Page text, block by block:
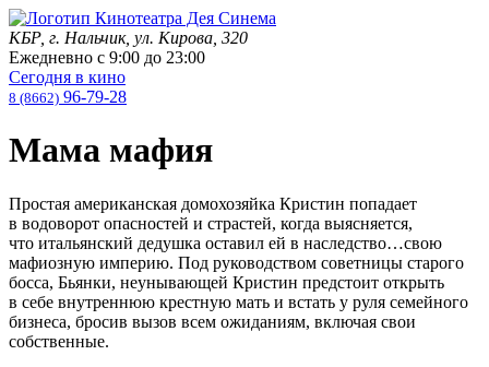
КБР, г. Нальчик, ул. Кирова, 320
Ежедневно с 9:00 до 23:00
Сегодня в кино
8 (8662) 96-79-28
Мама мафия
Простая американская домохозяйка Кристин попадает
в водоворот опасностей и страстей, когда выясняется,
что итальянский дедушка оставил ей в наследство…свою
мафиозную империю. Под руководством советницы старого
босса, Бьянки, неунывающей Кристин предстоит открыть
в себе внутреннюю крестную мать и встать у руля семейного
бизнеса, бросив вызов всем ожиданиям, включая свои
собственные.